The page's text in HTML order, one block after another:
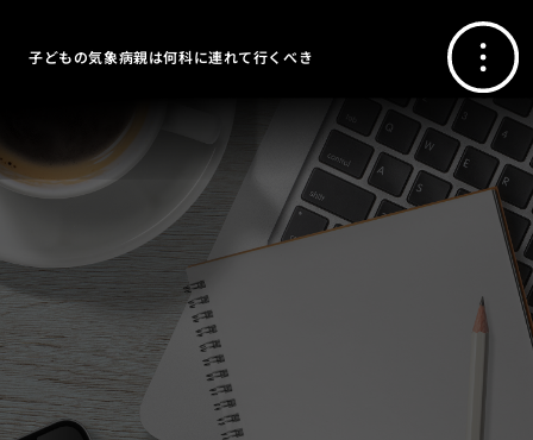
子どもの気象病親は何科に連れて行くべき